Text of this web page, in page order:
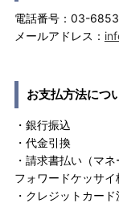
電話番号：03-
メールアドレス：
お支払方法につ
・銀行振込
・代金引換
・請求書払い（マ
フォワードケッサイ
・クレジットカー